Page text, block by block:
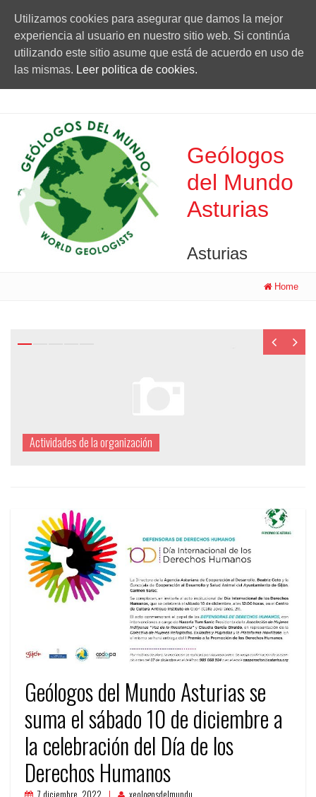
Geólogos
del Mundo
Asturias
Asturias
Home
compromiso social»
Geólogos del Mundo Asturias se
suma el sábado 10 de diciembre a
la celebración del Día de los
Derechos Humanos
Utilizamos cookies para asegurar que damos la mejor
experiencia al usuario en nuestro sitio web. Si continúa
utilizando este sitio asume que está de acuerdo en uso de
las mismas. Leer politica de cookies.